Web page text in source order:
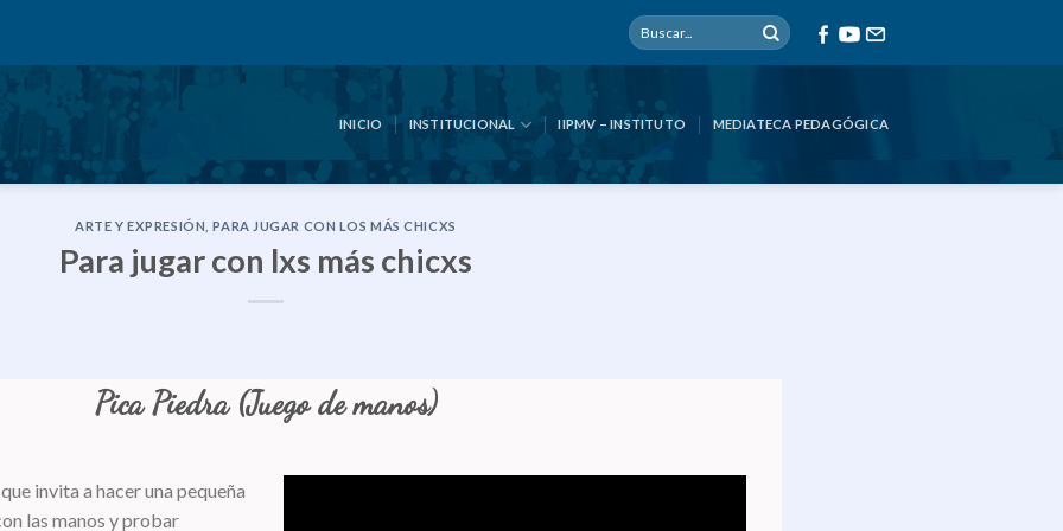
INICIO INSTITUCIONAL IIPMV – INSTITUTO MEDIATECA PEDAGÓGICA
ARTE Y EXPRESIÓN ,PARA JUGAR CON LOS MÁS CHICXS
Para jugar con lxs más chicxs
Pica Piedra (Juego de manos)
invita a hacer una pequeña
las manos y probar